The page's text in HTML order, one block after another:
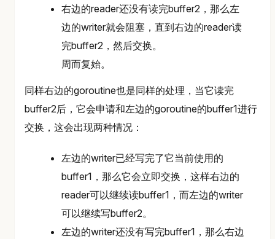
右边的reader还没有读完buffer2，那么左
边的writer就会阻塞，直到右边的reader读
完buffer2，然后交换。
周而复始。
同样右边的goroutine也是同样的处理，当它读完
buffer2后，它会申请和左边的goroutine的buffer1进行
交换，这会出现两种情况：
左边的writer已经写完了它当前使用的
buffer1，那么它会立即交换，这样右边的
reader可以继续读buffer1，而左边的writer
可以继续写buffer2。
左边的writer还没有写完buffer1，那么右边